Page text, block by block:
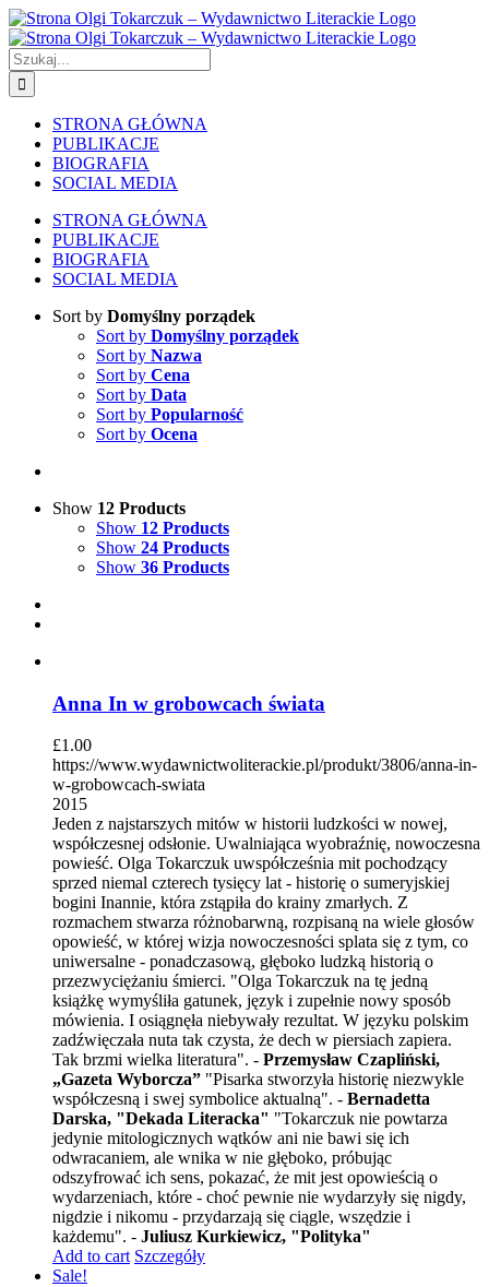
Skip
to
content
Szukaj
STRONA GŁÓWNA
PUBLIKACJE
BIOGRAFIA
SOCIAL MEDIA
STRONA GŁÓWNA
PUBLIKACJE
BIOGRAFIA
SOCIAL MEDIA
Sort by Domyślny porządek
Sort by Domyślny porządek
Sort by Nazwa
Sort by Cena
Sort by Data
Sort by Popularność
Sort by Ocena
Show 12 Products
Show 12 Products
Show 24 Products
Show 36 Products
Anna In w grobowcach świata
£1.00
https://www.wydawnictwoliterackie.pl/produkt/3806/anna-in-
w-grobowcach-swiata
2015
Jeden z najstarszych mitów w historii ludzkości w nowej,
współczesnej odsłonie. Uwalniająca wyobraźnię, nowoczesna
powieść. Olga Tokarczuk uwspółcześnia mit pochodzący
sprzed niemal czterech tysięcy lat - historię o sumeryjskiej
bogini Inannie, która zstąpiła do krainy zmarłych. Z
rozmachem stwarza różnobarwną, rozpisaną na wiele głosów
opowieść, w której wizja nowoczesności splata się z tym, co
uniwersalne - ponadczasową, głęboko ludzką historią o
przezwyciężaniu śmierci. "Olga Tokarczuk na tę jedną
książkę wymyśliła gatunek, język i zupełnie nowy sposób
mówienia. I osiągnęła niebywały rezultat. W języku polskim
zadźwięczała nuta tak czysta, że dech w piersiach zapiera.
Tak brzmi wielka literatura". - Przemysław Czapliński,
„Gazeta Wyborcza” "Pisarka stworzyła historię niezwykle
współczesną i swej symbolice aktualną". - Bernadetta
Darska, "Dekada Literacka" "Tokarczuk nie powtarza
jedynie mitologicznych wątków ani nie bawi się ich
odwracaniem, ale wnika w nie głęboko, próbując
odszyfrować ich sens, pokazać, że mit jest opowieścią o
wydarzeniach, które - choć pewnie nie wydarzyły się nigdy,
nigdzie i nikomu - przydarzają się ciągle, wszędzie i
każdemu". - Juliusz Kurkiewicz, "Polityka"
Add to cart Szczegóły
Sale!